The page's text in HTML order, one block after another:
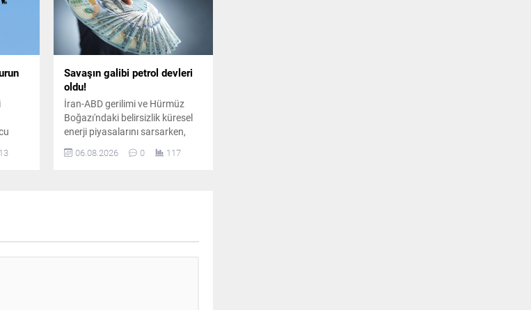
Savaşın galibi petrol devleri
oldu!
İran-ABD gerilimi ve Hürmüz
Boğazı'ndaki belirsizlik küresel
enerji piyasalarını sarsarken,
dünyanın en büyük sekiz petrol
şirketi yılın ikinci çeyreğinde
06.08.2026 0 117